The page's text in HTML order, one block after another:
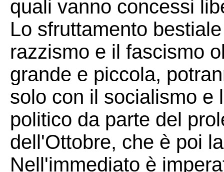
quali vanno concessi
Lo sfruttamento
razzismo e il fascismo
grande e piccola,
solo con il socialismo e
politico da parte del
dell'Ottobre, che è poi
Nell'immediato è